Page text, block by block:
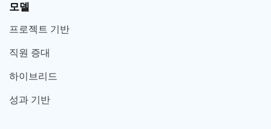
모델
프로젝트 기반
직원 증대
하이브리드
성과 기반